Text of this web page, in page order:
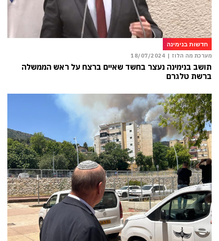
חדשות בנימינה
מערכת מה הלוז | 18/07/2024
תושב בנימינה נעצר בחשד שאיים ברצח על ראש הממשלה
ברשת טלגרם